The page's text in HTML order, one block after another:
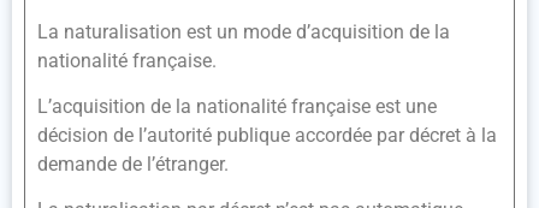
La naturalisation est un mode d’acquisition de la
nationalité française.
L’acquisition de la nationalité française est une
décision de l’autorité publique accordée par décret à la
demande de l’étranger.